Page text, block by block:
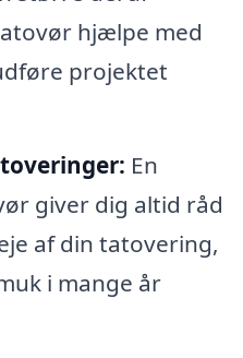
hjælpe med
projektet
En
giver dig altid råd
af din tatovering,
i mange år